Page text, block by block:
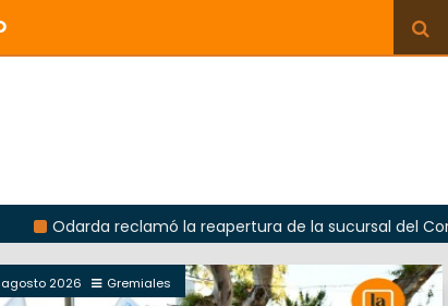
Odarda reclamó la reapertura de la sucursal del Correo
2026 Gremiales